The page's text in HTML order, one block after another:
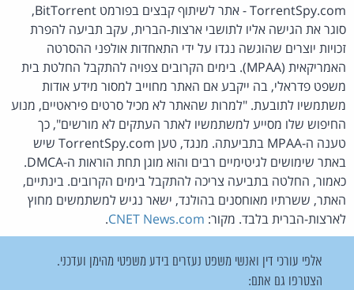
TorrentSpy.com - אתר לשיתוף קבצים בפורמט BitTorrent,
סוגר את הגישה אליו לתושבי ארצות-הברית, עקב תביעה להפרת
זכויות יוצרים שהוגשה נגדו על ידי התאחדות אולפני ההסרטה
האמריקאית (MPAA). בימים הקרובים צפויה להתקבל החלטת בית
משפט פדראלי, בה ייקבע אם האתר מחוייב למסור מידע אודות
משתמשיו לתובעת. "למרות שהאתר לא מכיל סרטים פיראטיים, מנוע
החיפוש שלו מסייע למשתמשיו לאתר העתקים לא מורשים", כך
טענה ה-MPAA בתביעתה. מנגד, טען TorrentSpy.com שיש
באתר שימושים לגיטימיים רבים והוא מוגן תחת הוראות ה-DMCA.
כאמור, החלטה בתביעה צריכה להתקבל בימים הקרובים. בינתיים,
האתר, ששרתיו מאוחסנים בהולנד, ישאר נגיש למשתמשים מחוץ
לארצות-הברית בלבד. מקור: CNET News.com
.
אלפי עורכי דין ואנשי משפט נעזרים בידע משפטי מהימן ועדכני.
הצטרפו גם אתם: